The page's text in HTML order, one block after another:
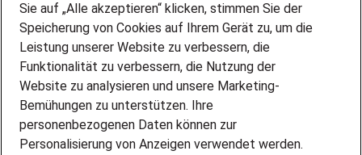
DEINE LEBENSSITUATION
PARTNERSHIP WITH AIRBUS
INITIATIV BEWERBEN
ÜBER UNS
STANDORTE
Sie auf „Alle akzeptieren“ klicken, stimmen Sie der
Speicherung von Cookies auf Ihrem Gerät zu, um die
Leistung unserer Website zu verbessern, die
Funktionalität zu verbessern, die Nutzung der
Website zu analysieren und unsere Marketing-
Bemühungen zu unterstützen. Ihre
personenbezogenen Daten können zur
Personalisierung von Anzeigen verwendet werden.